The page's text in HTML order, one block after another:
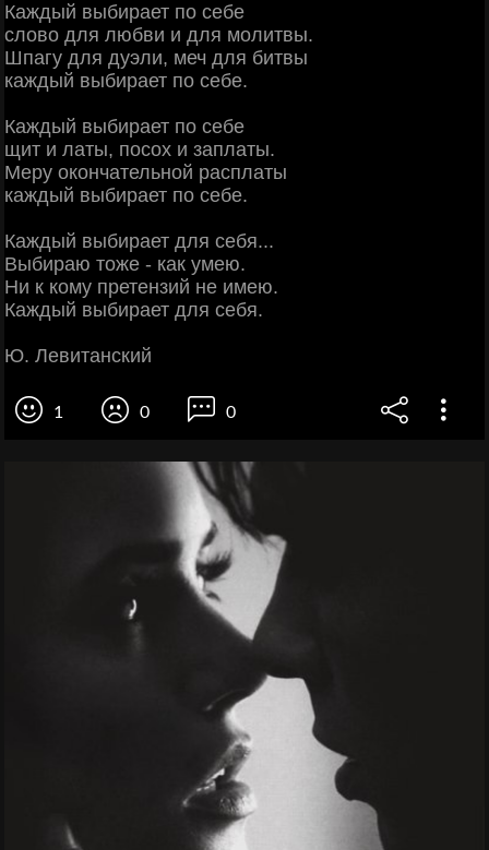
Каждый выбирает по себе
слово для любви и для молитвы.
Шпагу для дуэли, меч для битвы
каждый выбирает по себе.
Каждый выбирает по себе
щит и латы, посох и заплаты.
Меру окончательной расплаты
каждый выбирает по себе.
Каждый выбирает для себя...
Выбираю тоже - как умею.
Ни к кому претензий не имею.
Каждый выбирает для себя.
Ю. Левитанский
1 0 0